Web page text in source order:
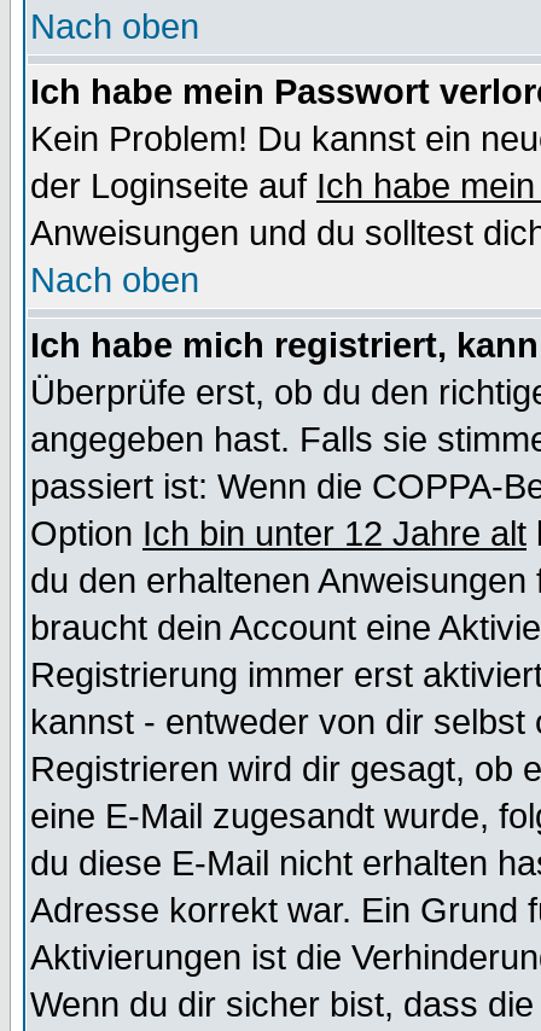
Nach oben
Ich habe mein Passwort
Kein Problem! Du kannst ein
der Loginseite auf Ich habe
Anweisungen und du solltest
Nach oben
Ich habe mich registriert,
Überprüfe erst, ob du den
angegeben hast. Falls sie
passiert ist: Wenn die COPPA-
Option Ich bin unter 12 Jahre alt
du den erhaltenen
braucht dein Account eine
Registrierung immer erst
kannst - entweder von dir selbst
Registrieren wird dir gesagt, ob
eine E-Mail zugesandt wurde,
du diese E-Mail nicht erhalten
Adresse korrekt war. Ein Grund
Aktivierungen ist die
Wenn du dir sicher bist, dass